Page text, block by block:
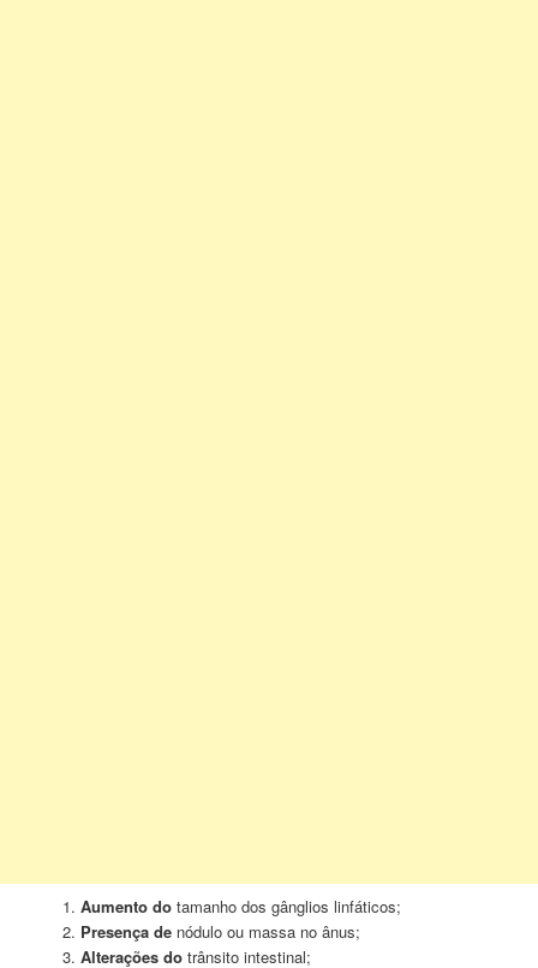
Aumento dotamanho dos gânglios linfáticos;
Presença denódulo ou massa no ânus;
Alterações dotrânsito intestinal;